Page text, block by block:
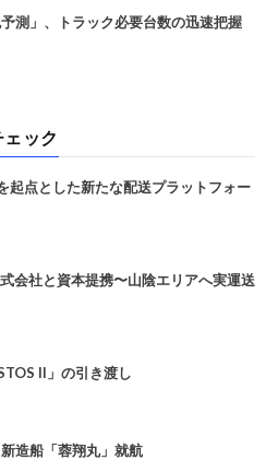
測」、トラック必要台数の迅速把握
ェック
点とした新たな配送プラットフォー
会社と資本提携〜山陰エリアへ実運送
II」の引き渡し
造船「蓉翔丸」就航